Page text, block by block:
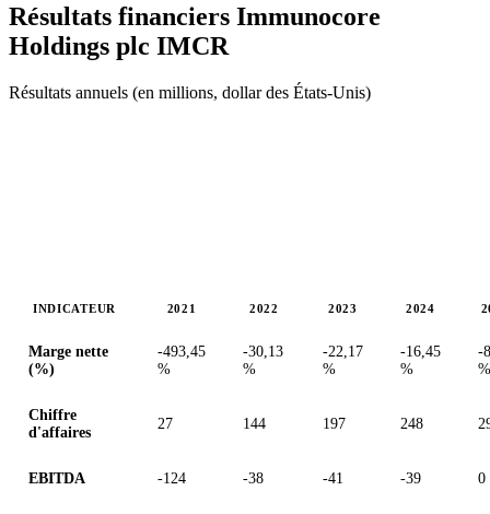
Résultats financiers Immunocore
Holdings plc IMCR
Résultats annuels (en millions, dollar des États-Unis)
INDICATEUR 2021 2022 2023 2024
Marge nette
(%)
-493,45
%
-30,13
%
-22,17
%
-16,45
%
-
%
Chiffre
d'affaires
27 144 197 248
EBITDA -124 -38 -41 -39 0